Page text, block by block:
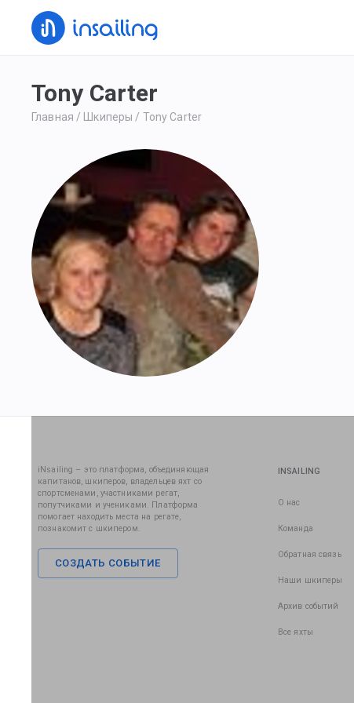
Tony Carter
Главная / Шкиперы / Tony Carter
iNsailing – это платформа, объединяющая
капитанов, шкиперов, владельцев яхт со
спортсменами, участниками регат,
попутчиками и учениками. Платформа
помогает находить места на регате,
познакомит с шкипером.
СОЗДАТЬ СОБЫТИЕ
INSAILING
О нас
Команда
Обратная связь
Наши шкиперы
Архив событий
Все яхты